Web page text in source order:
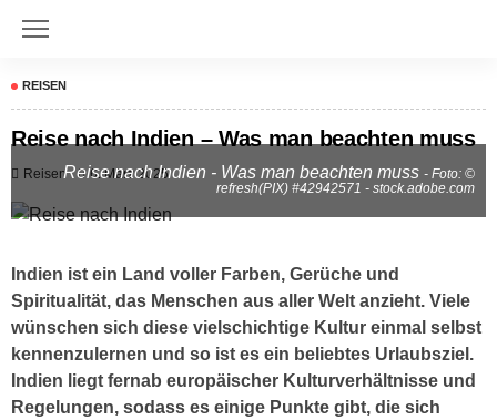
REISEN
Reise nach Indien – Was man beachten muss
Reisen 6. März 2025
Reise nach Indien - Was man beachten muss - Foto: ©
refresh(PIX) #42942571 - stock.adobe.com
Indien ist ein Land voller Farben, Gerüche und
Spiritualität, das Menschen aus aller Welt anzieht. Viele
wünschen sich diese vielschichtige Kultur einmal selbst
kennenzulernen und so ist es ein beliebtes Urlaubsziel.
Indien liegt fernab europäischer Kulturverhältnisse und
Regelungen, sodass es einige Punkte gibt, die sich